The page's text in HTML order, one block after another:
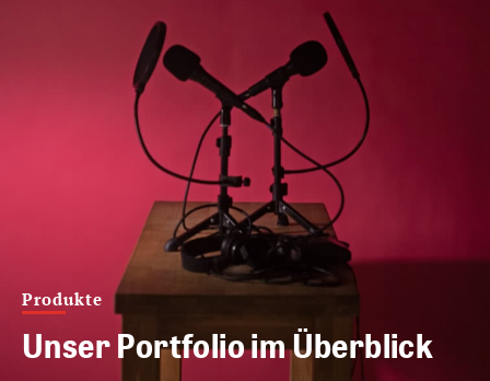
Produkte
Unser Portfolio im Überblick